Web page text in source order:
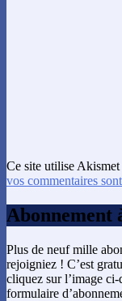
Ce site utilise
vos commentaires
Abonnement
Plus de neuf mille
rejoigniez ! C’est
cliquez sur l’image ci-
formulaire